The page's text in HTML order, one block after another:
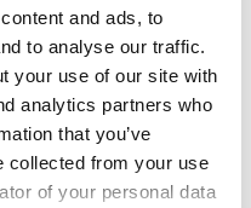
and ads, to
to analyse our traffic.
your use of our site with
analytics partners who
that you’ve
collected from your use
of your personal data